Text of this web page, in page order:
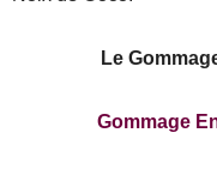
Le
Gommage